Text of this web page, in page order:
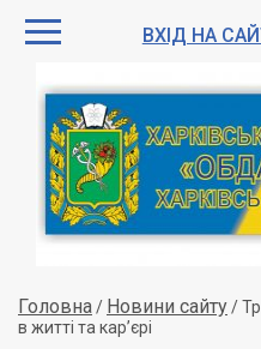
ВХІД НА
Головна/ Новини сайту/
в житті та кар’єрі